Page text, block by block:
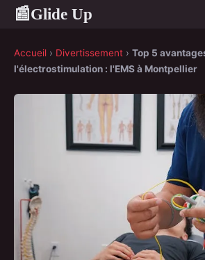
📰Glide Up
Accueil › Divertissement › Top 5
l'électrostimulation : l'EMS à Montpellier